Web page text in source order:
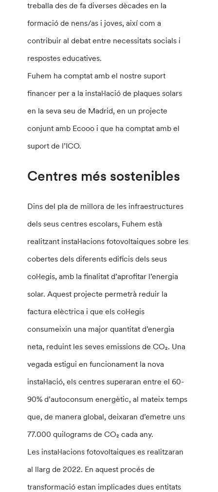
treballa des de fa diverses dècades en la
formació de nens/as i joves, així com a
contribuir al debat entre necessitats socials i
respostes educatives.
Fuhem ha comptat amb el nostre suport
financer per a la instal·lació de plaques solars
en la seva seu de Madrid, en un projecte
conjunt amb Ecooo i que ha comptat amb el
suport de l’ICO.
Centres més sostenibles
Dins del pla de millora de les infraestructures
dels seus centres escolars, Fuhem està
realitzant instal·lacions fotovoltaiques sobre les
cobertes dels diferents edificis dels seus
col·legis, amb la finalitat d’aprofitar l’energia
solar. Aquest projecte permetrà reduir la
factura elèctrica i que els col·legis
consumeixin una major quantitat d’energia
neta, reduint les seves emissions de CO₂. Una
vegada estigui en funcionament la nova
instal·lació, els centres superaran entre el 60-
90% d’autoconsum energètic, al mateix temps
que, de manera global, deixaran d’emetre uns
77.000 quilograms de CO₂ cada any.
Les instal·lacions fotovoltaiques es realitzaran
al llarg de 2022. En aquest procés de
transformació estan implicades dues entitats